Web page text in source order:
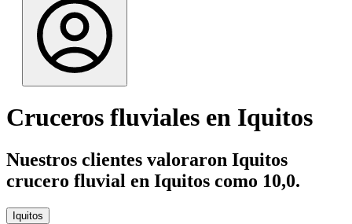
Cruceros fluviales en Iquitos
Nuestros clientes valoraron Iquitos
crucero fluvial en Iquitos como 10,0.
Iquitos